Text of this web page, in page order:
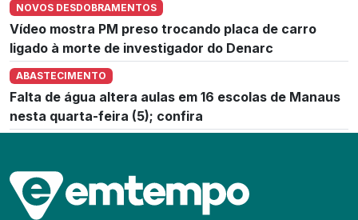
NOVOS DESDOBRAMENTOS
Vídeo mostra PM preso trocando placa de carro
ligado à morte de investigador do Denarc
ABASTECIMENTO
Falta de água altera aulas em 16 escolas de Manaus
nesta quarta-feira (5); confira